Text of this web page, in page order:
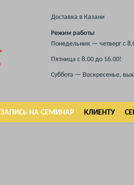
Доставка в Казани
Режим работы
Понедельник — четверг с
Пятница с 8.00 до 16.00!
Суббота — Воскресенье,
ЗАПИСЬ НА СЕМИНАР КЛИЕНТУ